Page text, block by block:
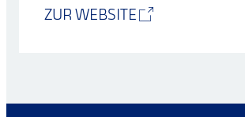
ZUR WEBSITE